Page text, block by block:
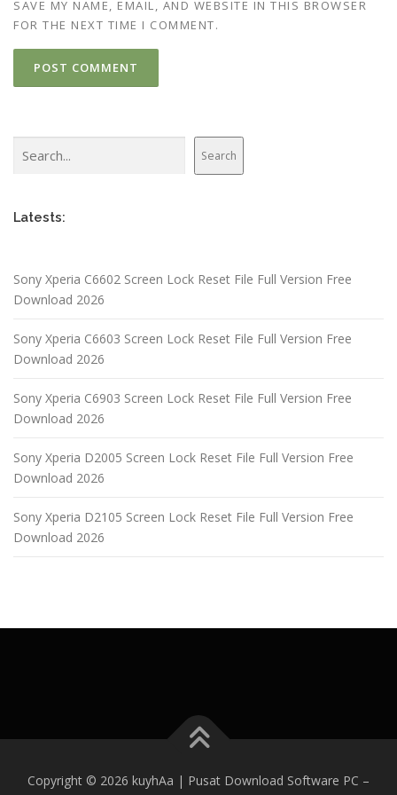
SAVE MY NAME, EMAIL, AND WEBSITE IN THIS BROWSER
FOR THE NEXT TIME I COMMENT.
Search
Latests:
Sony Xperia C6602 Screen Lock Reset File Full Version Free
Download 2026
Sony Xperia C6603 Screen Lock Reset File Full Version Free
Download 2026
Sony Xperia C6903 Screen Lock Reset File Full Version Free
Download 2026
Sony Xperia D2005 Screen Lock Reset File Full Version Free
Download 2026
Sony Xperia D2105 Screen Lock Reset File Full Version Free
Download 2026
Copyright © 2026 kuyhAa | Pusat Download Software PC –